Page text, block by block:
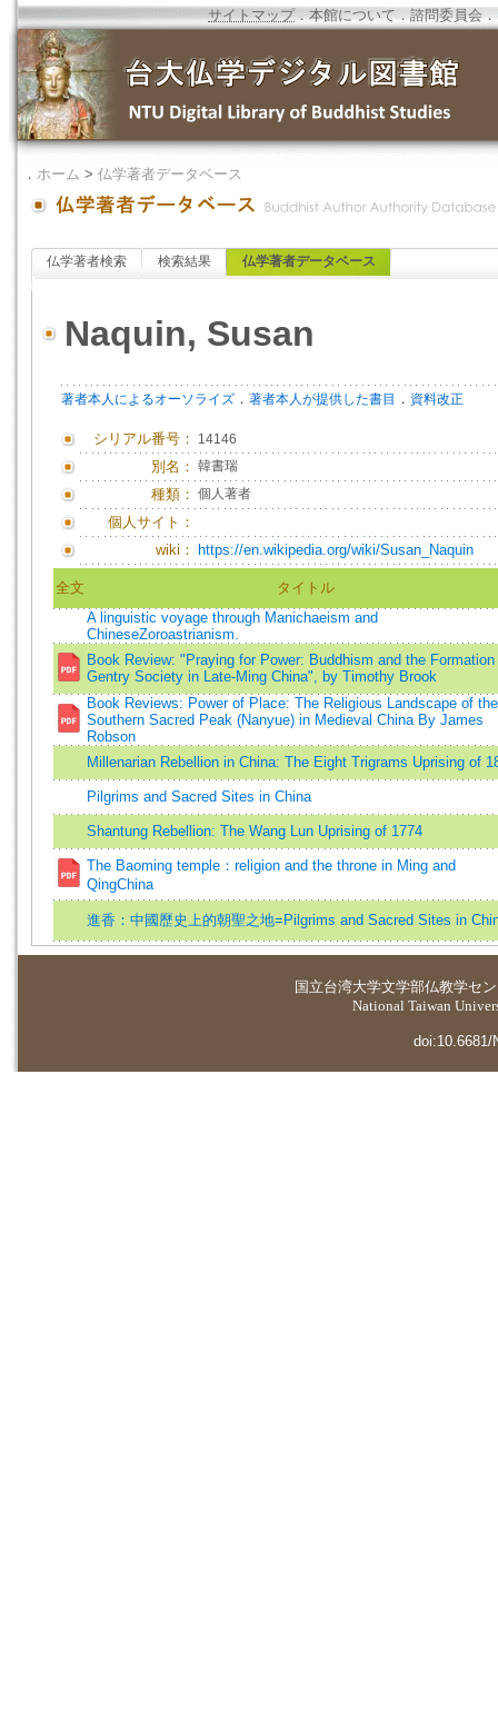
サイトマップ．本館について ．諮問委員会 ．
． ホーム > 仏学著者データベース
仏学著者検索 検索結果 仏学著者データベース
Naquin, Susan
著者本人によるオーソライズ ． 著者本人が提供した書目 ． 資料改正
シリアル番号： 14146
別名： 韓書瑞
種類： 個人著者
個人サイト：
wiki：
https://en.wikipedia.org/wiki/Susan_Naquin
全文
タイトル
A linguistic voyage through Manichaeism and
ChineseZoroastrianism.
Book Review: "Praying for Power: Buddhism and the Formation
Gentry Society in Late-Ming China", by Timothy Brook
Book Reviews: Power of Place: The Religious Landscape of the
Southern Sacred Peak (Nanyue) in Medieval China By James
Robson
Millenarian Rebellion in China: The Eight Trigrams Uprising of
Pilgrims and Sacred Sites in China
Shantung Rebellion: The Wang Lun Uprising of 1774
The Baoming temple：religion and the throne in Ming and
QingChina
進香：中國歷史上的朝聖之地=Pilgrims and Sacred Sites in
国立台湾大学文学部仏教学セ
National Taiwan
doi:10.6681/